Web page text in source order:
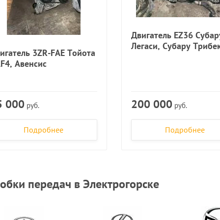
3ZR-FAE Тойота
Авенсис
000 руб.
Подробнее
Двигатель EZ36
Легаси, Субару
200 000 руб.
Подробнее
передач в Электрогорске